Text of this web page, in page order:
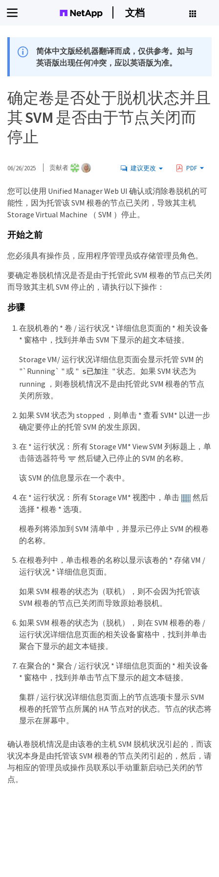
文档
简体中文版经机器翻译而成，仅供参考。如与
英语版出现任何冲突，应以英语版为准。
确定卷是否处于脱机状态并且
其 SVM 是否由于节点关闭而
停止
06/26/2025 贡献者 建议更改 PDF
您可以使用 Unified Manager Web UI 确认或消除卷脱机的可
能性，因为托管该 SVM 根卷的节点已关闭，导致其主机
Storage Virtual Machine （ SVM ）停止。
开始之前
您必须具有操作员，应用程序管理员或存储管理员角色。
要确定卷脱机情况是否是由于托管此 SVM 根卷的节点已关闭
而导致其主机 SVM 停止的，请执行以下操作：
步骤
在脱机卷的 * 卷 / 运行状况 * 详细信息页面的 * 相关设备
* 窗格中，找到并单击 SVM 下显示的超文本链接。
Storage VM/ 运行状况详细信息页面会显示托管 SVM 的
"`Running` " 或 " s已加注 " 状态。如果 SVM 状态为
running ，则卷脱机情况不是由托管此 SVM 根卷的节点
关闭所致。
如果 SVM 状态为 stopped ，则单击 * 查看 SVM* 以进一步
确定要停止的托管 SVM 的发生原因。
在 * 运行状况：所有 Storage VM* View SVM 列标题上，单
击筛选器符号
然后键入已停止的 SVM 的名称。
该 SVM 的信息显示在一个表中。
在 * 运行状况：所有 Storage VM* 视图中，单击
然后
选择 * 根卷 * 选项。
根卷列将添加到 SVM 清单中，并显示已停止 SVM 的根卷
的名称。
在根卷列中，单击根卷的名称以显示该卷的 * 存储 VM /
运行状况 * 详细信息页面。
如果 SVM 根卷的状态为（联机），则不会因为托管该
SVM 根卷的节点已关闭而导致原始卷脱机。
如果 SVM 根卷的状态为（脱机），则在 SVM 根卷的卷 /
运行状况详细信息页面的相关设备窗格中，找到并单击
聚合下显示的超文本链接。
在聚合的 * 聚合 / 运行状况 * 详细信息页面的 * 相关设备
* 窗格中，找到并单击节点下显示的超文本链接。
集群 / 运行状况详细信息页面上的节点选项卡显示 SVM
根卷的托管节点所属的 HA 节点对的状态。节点的状态将
显示在屏幕中。
确认卷脱机情况是由该卷的主机 SVM 脱机状况引起的，而该
状况本身是由托管该 SVM 根卷的节点关闭引起的，然后，请
与相应的管理员或操作员联系以手动重新启动已关闭的节
点。